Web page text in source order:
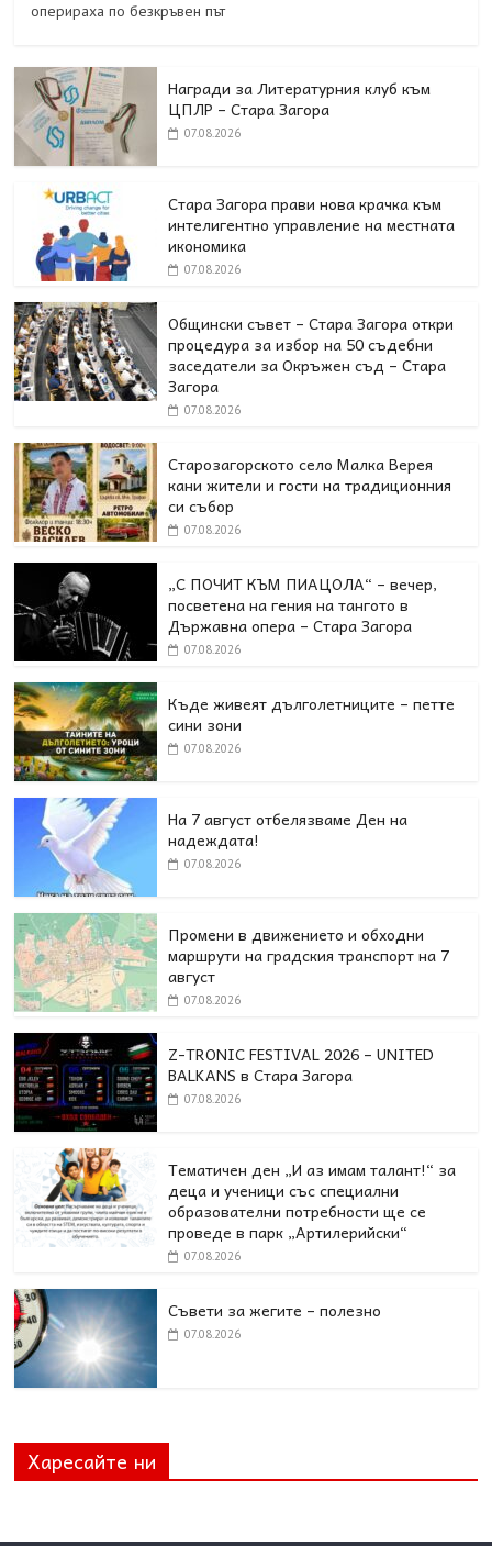
оперираха по безкръвен път
Награди за Литературния клуб към
ЦПЛР – Стара Загора
07.08.2026
Стара Загора прави нова крачка към
интелигентно управление на местната
икономика
07.08.2026
Общински съвет – Стара Загора откри
процедура за избор на 50 съдебни
заседатели за Окръжен съд – Стара
Загора
07.08.2026
Старозагорското село Малка Верея
кани жители и гости на традиционния
си събор
07.08.2026
„С ПОЧИТ КЪМ ПИАЦОЛА“ – вечер,
посветена на гения на тангото в
Държавна опера – Стара Загора
07.08.2026
Къде живеят дълголетниците – петте
сини зони
07.08.2026
На 7 август отбелязваме Ден на
надеждата!
07.08.2026
Промени в движението и обходни
маршрути на градския транспорт на 7
август
07.08.2026
Z-TRONIC FESTIVAL 2026 – UNITED
BALKANS в Стара Загора
07.08.2026
Тематичен ден „И аз имам талант!“ за
деца и ученици със специални
образователни потребности ще се
проведе в парк „Артилерийски“
07.08.2026
Съвети за жегите – полезно
07.08.2026
Харесайте ни